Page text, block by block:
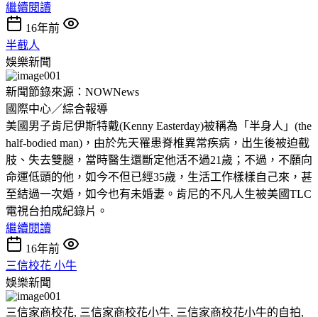
繼續閱讀
16年前
半截人
娛樂新聞
新聞節錄來源：NOWNews
國際中心／綜合報導
美國男子肯尼伊斯特戴(Kenny Easterday)被稱為「半身人」(the
half-bodied man)，由於先天罹患脊椎異常疾病，出生後被迫截
肢、失去雙腿，當時醫生還斷定他活不過21歲；不過，不願向
命運低頭的他，如今不但已經35歲，生活工作樣樣自己來，甚
至結過一次婚，如今也有未婚妻。肯尼的不凡人生被美國TLC
電視台拍成紀錄片。
繼續閱讀
16年前
三信校花 小牛
娛樂新聞
三信家商校花, 三信家商校花小牛, 三信家商校花小牛的自拍,